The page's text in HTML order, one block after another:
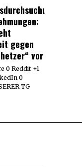
gegen
vor
0 Reddit +1
0
TG